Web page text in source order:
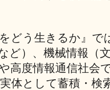
どう生きるか』で
ど）、機械情報（
高度情報通信社会
体として蓄積・検